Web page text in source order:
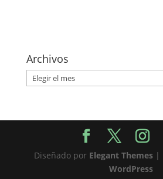
Archivos
Archivos
Diseñado por Elegant Themes|
WordPress